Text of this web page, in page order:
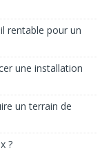
rentable pour un
une installation
un terrain de
?